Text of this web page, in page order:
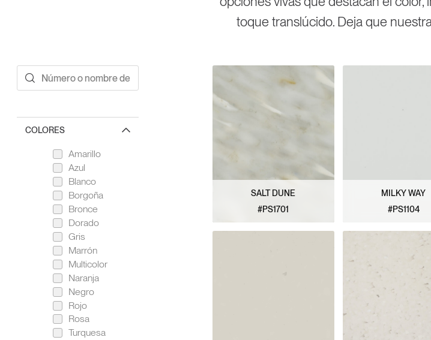
toque translúcido. Deja que
COLORES
Amarillo
Azul
Blanco
Borgoña
Bronce
Dorado
Gris
Marrón
Multicolor
Naranja
Negro
Rojo
Rosa
Turquesa
SALT DUNE
#PS1701
VER PATRÓN
MILKY WAY
#PS1104
VER PATRÓN